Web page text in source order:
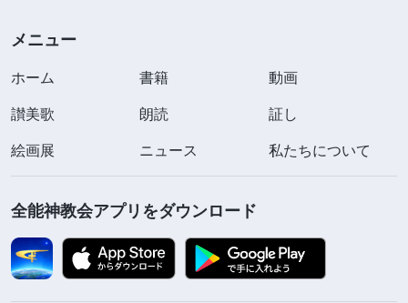
メニュー
ホーム 書籍
動画
讃美歌
朗読
証し
絵画展
ニュース 私たちについて
全能神教会アプリをダウンロード